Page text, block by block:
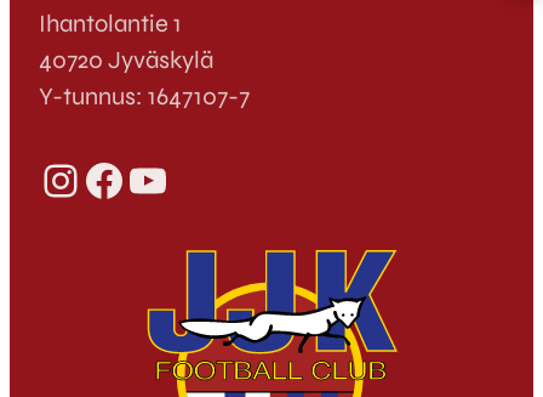
Ihantolantie 1
40720 Jyväskylä
Y-tunnus: 1647107-7
InstagramFacebook YouTube